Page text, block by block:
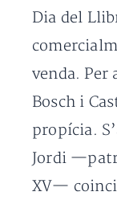
Dia del
venda. Per
Bosch i
propícia.
Jordi
XV—